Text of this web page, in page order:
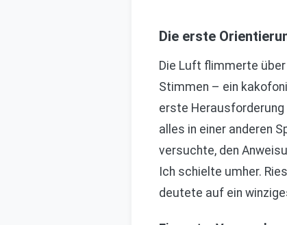
Die erste
Die Luft flimmerte
Stimmen – ein
erste Herausforderung
alles in einer anderen
versuchte, den
Ich schielte umher.
deutete auf ein